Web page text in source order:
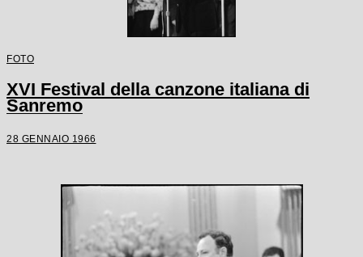
FOTO
XVI Festival della canzone italiana di
Sanremo
28 GENNAIO 1966